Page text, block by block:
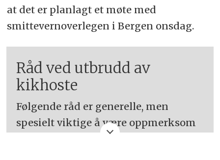
at det er planlagt et møte med
smittevernoverlegen i Bergen onsdag.
Råd ved utbrudd av
kikhoste
Følgende råd er generelle, men
spesielt viktige å være oppmerksom